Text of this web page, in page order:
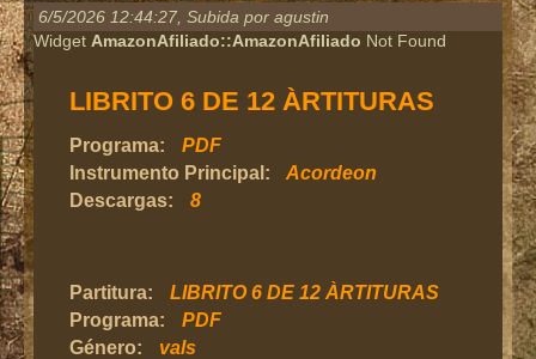
6/5/2026 12:44:27 , Subida por agustin
Widget AmazonAfiliado::AmazonAfiliado Not Found
LIBRITO 6 DE 12 ÀRTITURAS
Programa:
PDF
Instrumento Principal:
Acordeon
Descargas:
8
Partitura:
LIBRITO 6 DE 12 ÀRTITURAS
Programa:
PDF
Género:
vals